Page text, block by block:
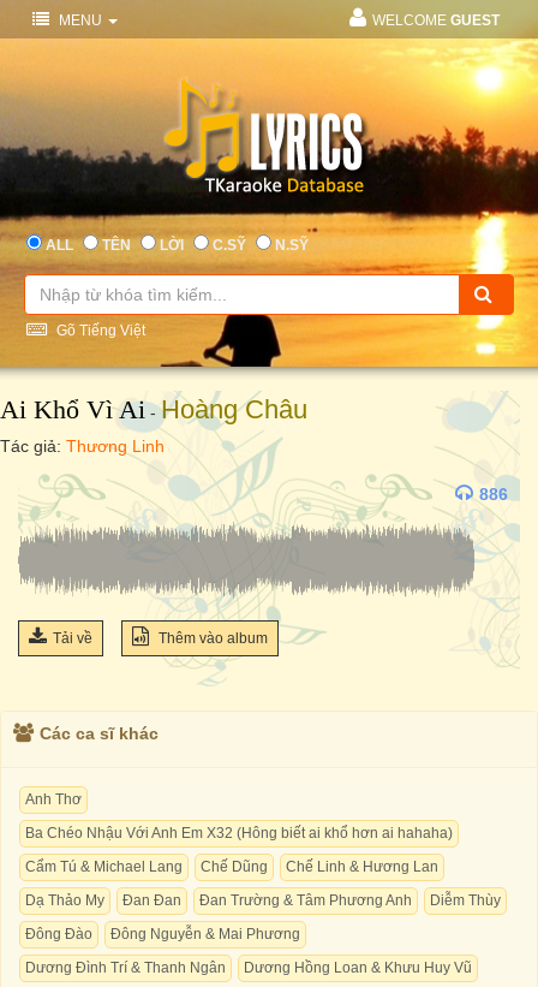
MENU WELCOME GUEST
ALL TÊN LỜI C.SỸ N.SỸ
Gõ Tiếng Việt
Ai Khổ Vì Ai -Hoàng Châu
Tác giả: Thương Linh
886
Tải về Thêm vào album
Các ca sĩ khác
Anh Thơ
Ba Chéo Nhậu Với Anh Em X32 (Hông biết ai khổ hơn ai hahaha)
Cẩm Tú & Michael Lang
Chế Dũng
Chế Linh & Hương Lan
Dạ Thảo My
Đan Đan Đan Trường & Tâm Phương Anh
Diễm Thùy
Đông Đào
Đông Nguyễn & Mai Phương
Dương Đình Trí & Thanh Ngân
Dương Hồng Loan & Khưu Huy Vũ